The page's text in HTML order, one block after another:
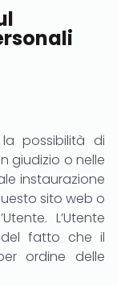
possibilità di
giudizio o nelle
instaurazione
sito web o
L’Utente
fatto che il
ordine delle